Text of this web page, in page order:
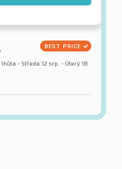
- Středa 12 srp. - Úterý 18